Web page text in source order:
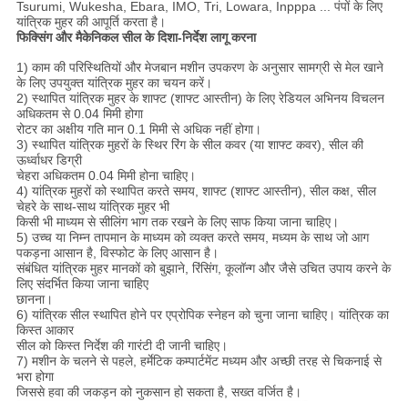
Tsurumi, Wukesha, Ebara, IMO, Tri, Lowara, Inpppa ... पंपों के लिए
यांत्रिक मुहर की आपूर्ति करता है।
फिक्सिंग और मैकेनिकल सील के दिशा-निर्देश लागू करना
1) काम की परिस्थितियों और मेजबान मशीन उपकरण के अनुसार सामग्री से मेल खाने
के लिए उपयुक्त यांत्रिक मुहर का चयन करें।
2) स्थापित यांत्रिक मुहर के शाफ्ट (शाफ्ट आस्तीन) के लिए रेडियल अभिनय विचलन
अधिकतम से 0.04 मिमी होगा
रोटर का अक्षीय गति मान 0.1 मिमी से अधिक नहीं होगा।
3) स्थापित यांत्रिक मुहरों के स्थिर रिंग के सील कवर (या शाफ्ट कवर), सील की
ऊर्ध्वाधर डिग्री
चेहरा अधिकतम 0.04 मिमी होना चाहिए।
4) यांत्रिक मुहरों को स्थापित करते समय, शाफ्ट (शाफ्ट आस्तीन), सील कक्ष, सील
चेहरे के साथ-साथ यांत्रिक मुहर भी
किसी भी माध्यम से सीलिंग भाग तक रखने के लिए साफ किया जाना चाहिए।
5) उच्च या निम्न तापमान के माध्यम को व्यक्त करते समय, मध्यम के साथ जो आग
पकड़ना आसान है, विस्फोट के लिए आसान है।
संबंधित यांत्रिक मुहर मानकों को बुझाने, रिंसिंग, कूलॉन्ग और जैसे उचित उपाय करने के
लिए संदर्भित किया जाना चाहिए
छानना।
6) यांत्रिक सील स्थापित होने पर एप्रोपिक स्नेहन को चुना जाना चाहिए। यांत्रिक का
किस्त आकार
सील को किस्त निर्देश की गारंटी दी जानी चाहिए।
7) मशीन के चलने से पहले, हर्मेटिक कम्पार्टमेंट मध्यम और अच्छी तरह से चिकनाई से
भरा होगा
जिससे हवा की जकड़न को नुकसान हो सकता है, सख्त वर्जित है।